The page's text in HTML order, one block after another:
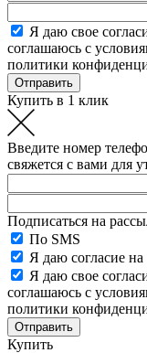
Я даю свое
соглашаюсь с
политики
Купить в 1 клик
Введите номер
свяжется с вами для
Подписаться на
По SMS
Я даю согласие
Я даю свое
соглашаюсь с
политики
Купить